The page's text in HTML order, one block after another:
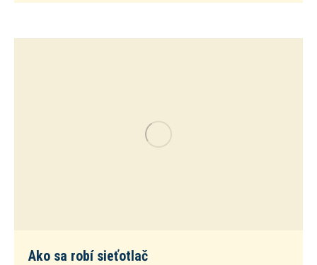
Ako sa robí sieťotlač